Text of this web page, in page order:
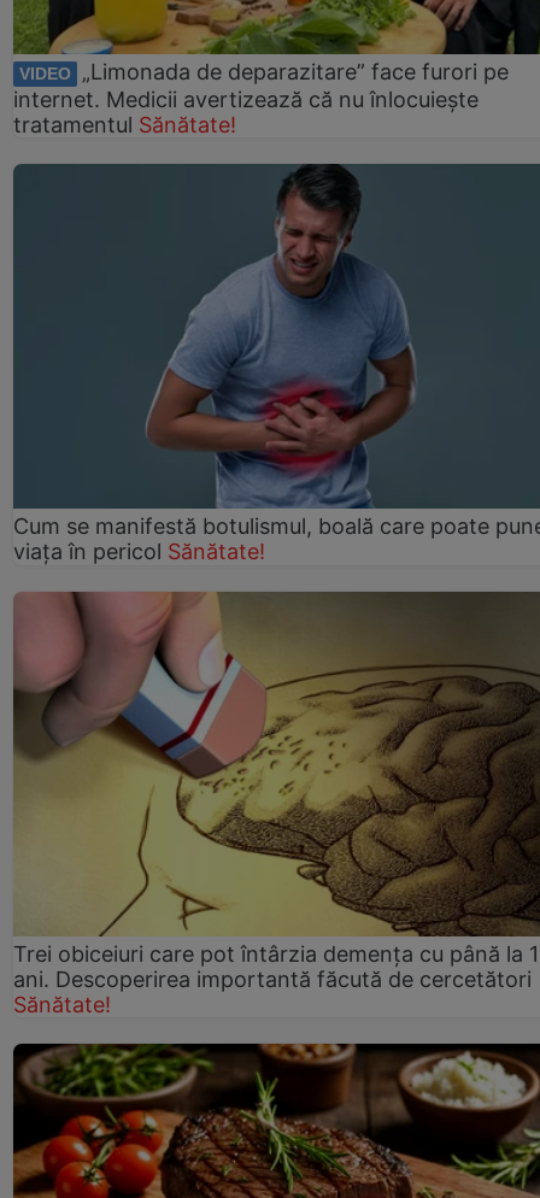
VIDEO
„Limonada de deparazitare” face furori pe
internet. Medicii avertizează că nu înlocuiește
tratamentul Sănătate!
Cum se manifestă botulismul, boală care poate
viaţa în pericol Sănătate!
Trei obiceiuri care pot întârzia demența cu până la
ani. Descoperirea importantă făcută de cercetători
Sănătate!